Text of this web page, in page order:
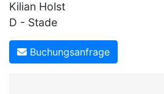
Kilian Holst
D - Stade
Buchungsanfrage